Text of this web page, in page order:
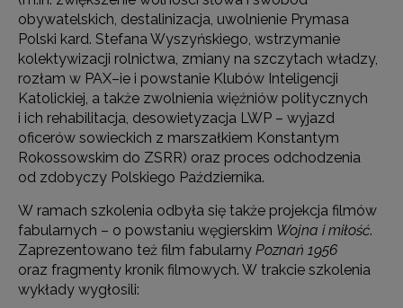
obywatelskich, destalinizacja, uwolnienie Prymasa
Polski kard. Stefana Wyszyńskiego, wstrzymanie
kolektywizacji rolnictwa, zmiany na szczytach władzy,
rozłam w PAX–ie i powstanie Klubów Inteligencji
Katolickiej, a także zwolnienia więźniów politycznych
i ich rehabilitacja, desowietyzacja LWP – wyjazd
oficerów sowieckich z marszałkiem Konstantym
Rokossowskim do ZSRR) oraz proces odchodzenia
od zdobyczy Polskiego Października.
W ramach szkolenia odbyła się także projekcja filmów
fabularnych – o powstaniu węgierskim Wojna i miłość.
Zaprezentowano też film fabularny Poznań 1956
oraz fragmenty kronik filmowych. W trakcie szkolenia
wykłady wygłosili: